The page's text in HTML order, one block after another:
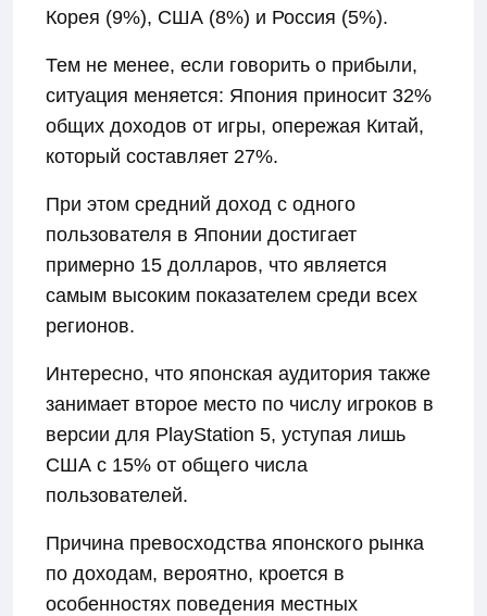
Корея (9%), США (8%) и Россия (5%).
Тем не менее, если говорить о прибыли,
ситуация меняется: Япония приносит 32%
общих доходов от игры, опережая Китай,
который составляет 27%.
При этом средний доход с одного
пользователя в Японии достигает
примерно 15 долларов, что является
самым высоким показателем среди всех
регионов.
Интересно, что японская аудитория также
занимает второе место по числу игроков в
версии для PlayStation 5, уступая лишь
США с 15% от общего числа
пользователей.
Причина превосходства японского рынка
по доходам, вероятно, кроется в
особенностях поведения местных